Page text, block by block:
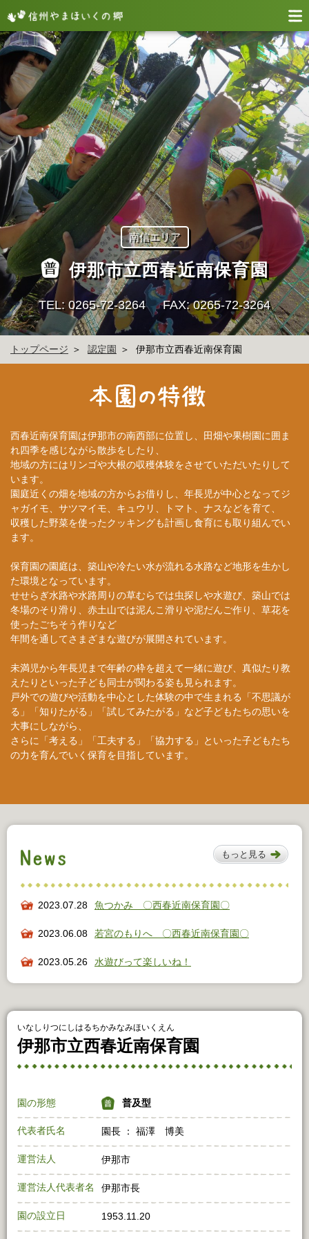
南信エリア
伊那市立西春近南保育園
TEL: 0265-72-3264 FAX: 0265-72-3264
トップページ 認定園 伊那市立西春近南保育園
西春近南保育園は伊那市の南西部に位置し、田畑や果樹園に囲ま
れ四季を感じながら散歩をしたり、
地域の方にはリンゴや大根の収穫体験をさせていただいたりして
います。
園庭近くの畑を地域の方からお借りし、年長児が中心となってジ
ャガイモ、サツマイモ、キュウリ、トマト、ナスなどを育て、
収穫した野菜を使ったクッキングも計画し食育にも取り組んでい
ます。
保育園の園庭は、築山や冷たい水が流れる水路など地形を生かし
た環境となっています。
せせらぎ水路や水路周りの草むらでは虫探しや水遊び、築山では
冬場のそり滑り、赤土山では泥んこ滑りや泥だんご作り、草花を
使ったごちそう作りなど
年間を通してさまざまな遊びが展開されています。
未満児から年長児まで年齢の枠を超えて一緒に遊び、真似たり教
えたりといった子ども同士が関わる姿も見られます。
戸外での遊びや活動を中心とした体験の中で生まれる「不思議が
る」「知りたがる」「試してみたがる」など子どもたちの思いを
大事にしながら、
さらに「考える」「工夫する」「協力する」といった子どもたち
の力を育んでいく保育を目指しています。
2023.07.28 魚つかみ 〇西春近南保育園〇
2023.06.08 若宮のもりへ 〇西春近南保育園〇
2023.05.26 水遊びって楽しいね！
もっと見る
いなしりつにしはるちかみなみほいくえん
伊那市立西春近南保育園
園の形態 普及型
代表者氏名 園長 ： 福澤 博美
運営法人 伊那市
運営法人代表者名 伊那市長
園の設立日 1953.11.20